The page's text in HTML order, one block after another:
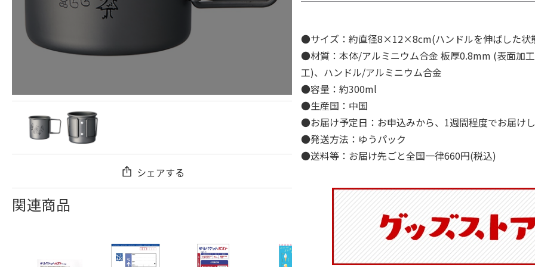
シェアする
関連商品
●サイズ：約直径8×12×8cm(ハンドルを伸ばした状
●材質：本体/アルミニウム合金 板厚0.8mm (表面加
工)、ハンドル/アルミニウム合金
●容量：約300ml
●生産国：中国
●お届け予定日：お申込みから、1週間程度でお届け
●発送方法：ゆうパック
●送料等：お届け先ごと全国一律660円(税込)